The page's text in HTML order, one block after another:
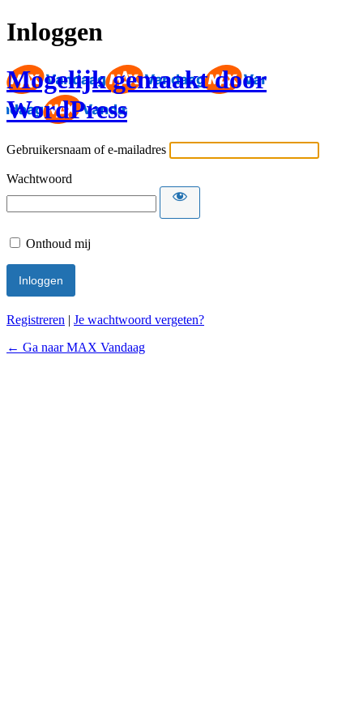
Inloggen
Mogelijk gemaakt door
WordPress
Gebruikersnaam of e-mailadres
Wachtwoord
Onthoud mij
Registreren | Je wachtwoord vergeten?
← Ga naar MAX Vandaag